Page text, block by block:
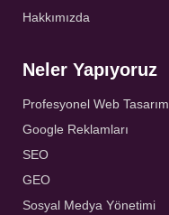
Hakkımızda
Neler Yapıyoruz
Profesyonel Web Tasarım
Google Reklamları
SEO
GEO
Sosyal Medya Yönetimi